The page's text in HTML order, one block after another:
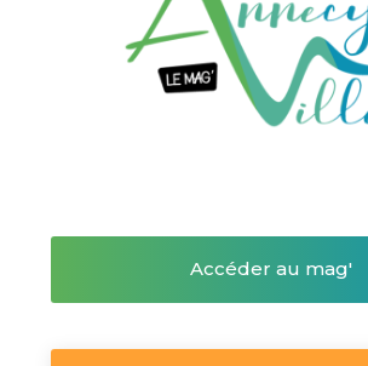
Accéder au mag'